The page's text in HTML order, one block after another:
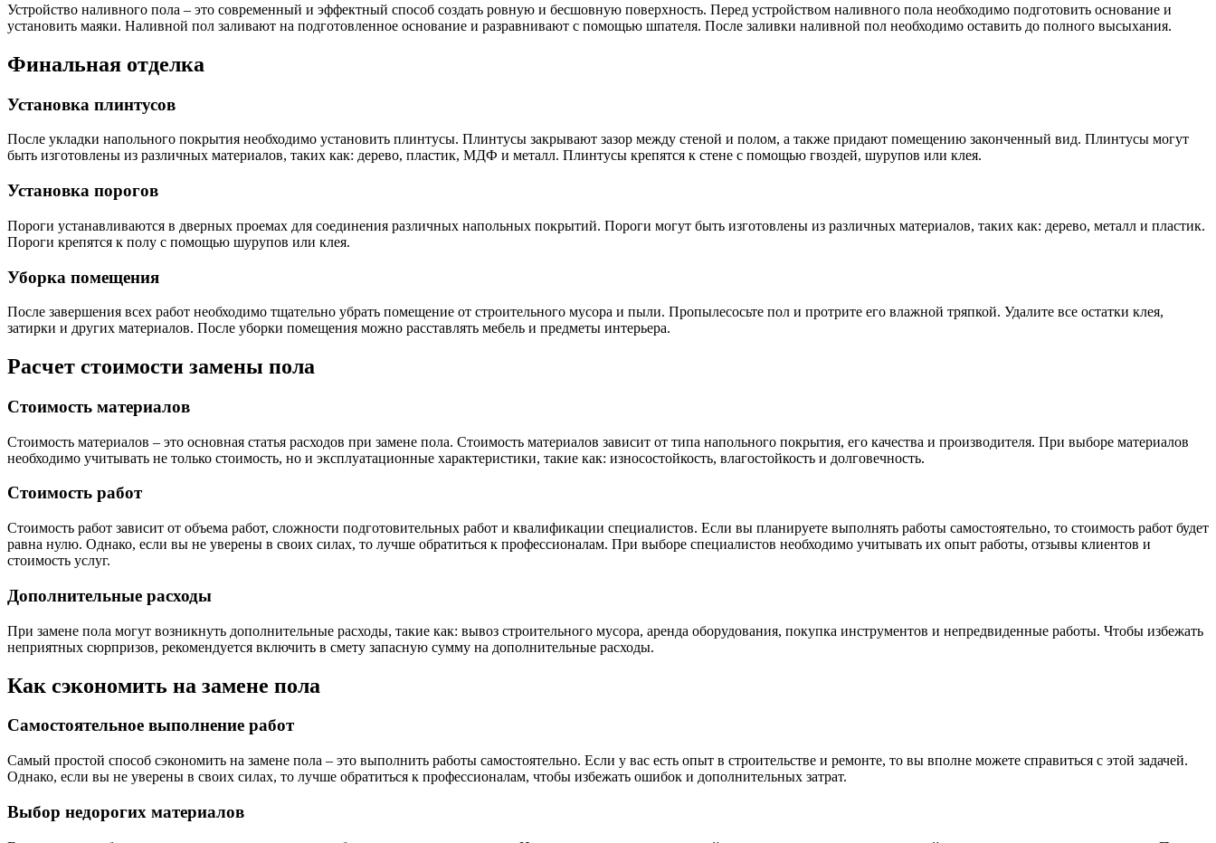
Устройство наливного пола – это современный и эффектный способ создать ровную и бесшовную поверхность. Перед устройством наливного пола необходимо подготовить основание и
установить маяки. Наливной пол заливают на подготовленное основание и разравнивают с помощью шпателя. После заливки наливной пол необходимо оставить до полного высыхания.
Финальная отделка
Установка плинтусов
После укладки напольного покрытия необходимо установить плинтусы. Плинтусы закрывают зазор между стеной и полом, а также придают помещению законченный вид. Плинтусы могут
быть изготовлены из различных материалов, таких как: дерево, пластик, МДФ и металл. Плинтусы крепятся к стене с помощью гвоздей, шурупов или клея.
Установка порогов
Пороги устанавливаются в дверных проемах для соединения различных напольных покрытий. Пороги могут быть изготовлены из различных материалов, таких как: дерево, металл и пластик.
Пороги крепятся к полу с помощью шурупов или клея.
Уборка помещения
После завершения всех работ необходимо тщательно убрать помещение от строительного мусора и пыли. Пропылесосьте пол и протрите его влажной тряпкой. Удалите все остатки клея,
затирки и других материалов. После уборки помещения можно расставлять мебель и предметы интерьера.
Расчет стоимости замены пола
Стоимость материалов
Стоимость материалов – это основная статья расходов при замене пола. Стоимость материалов зависит от типа напольного покрытия, его качества и производителя. При выборе материалов
необходимо учитывать не только стоимость, но и эксплуатационные характеристики, такие как: износостойкость, влагостойкость и долговечность.
Стоимость работ
Стоимость работ зависит от объема работ, сложности подготовительных работ и квалификации специалистов. Если вы планируете выполнять работы самостоятельно, то стоимость работ будет
равна нулю. Однако, если вы не уверены в своих силах, то лучше обратиться к профессионалам. При выборе специалистов необходимо учитывать их опыт работы, отзывы клиентов и
стоимость услуг.
Дополнительные расходы
При замене пола могут возникнуть дополнительные расходы, такие как: вывоз строительного мусора, аренда оборудования, покупка инструментов и непредвиденные работы. Чтобы избежать
неприятных сюрпризов, рекомендуется включить в смету запасную сумму на дополнительные расходы.
Как сэкономить на замене пола
Самостоятельное выполнение работ
Самый простой способ сэкономить на замене пола – это выполнить работы самостоятельно. Если у вас есть опыт в строительстве и ремонте, то вы вполне можете справиться с этой задачей.
Однако, если вы не уверены в своих силах, то лучше обратиться к профессионалам, чтобы избежать ошибок и дополнительных затрат.
Выбор недорогих материалов